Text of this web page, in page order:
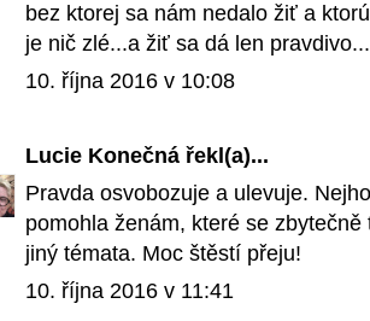
bez ktorej sa nám nedalo žiť a
je nič zlé...a žiť sa dá len
10. října 2016 v 10:08
Lucie Konečná řekl(a)...
Pravda osvobozuje a ulevuje.
pomohla ženám, které se
jiný témata. Moc štěstí přeju!
10. října 2016 v 11:41